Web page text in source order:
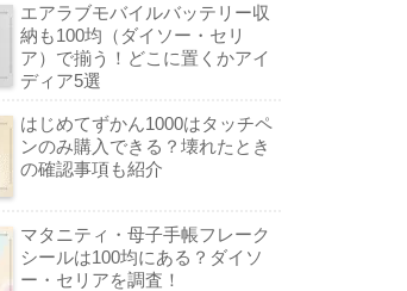
エアラブモバイルバッテリー収
納も100均（ダイソー・セリ
ア）で揃う！どこに置くかアイ
ディア5選
はじめてずかん1000はタッチペ
ンのみ購入できる？壊れたとき
の確認事項も紹介
マタニティ・母子手帳フレーク
シールは100均にある？ダイソ
ー・セリアを調査！